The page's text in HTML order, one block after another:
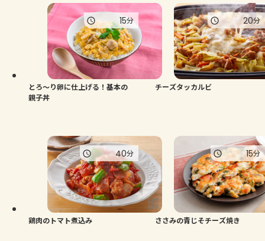
トーク
よくあるお問い合わせ
お買い物
とろ～り卵に仕上げる！基本の
親子丼
15分
チーズタッカルビ
20分
鶏肉のトマト煮込み
40分
ささみの青じそチーズ焼き
15分